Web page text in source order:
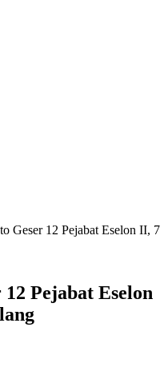
Geser 12 Pejabat Eselon II, 7
Pejabat Eselon